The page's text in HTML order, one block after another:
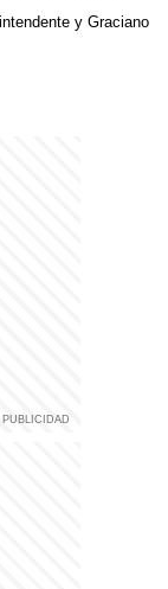
y Graciano